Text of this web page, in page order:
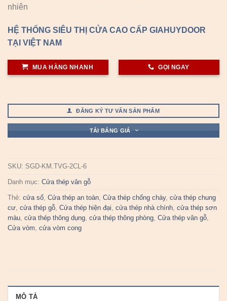
nhiên
HỆ THỐNG SIÊU THỊ CỬA CAO CẤP GIAHUYDOOR
TẠI VIỆT NAM
MUA HÀNG NHANH GỌI NGAY
ĐĂNG KÝ TƯ VẤN SẢN PHẨM
TẢI BẢNG GIÁ
SKU: SGD-KM.TVG-2CL-6
Danh mục: Cửa thép vân gỗ
Thẻ: cửa sổ, Cửa thép an toàn, Cửa thép chống cháy, cửa thép chung
cư, cửa thép gỗ, Cửa thép hiện đại, cửa thép nhà chính, cửa thép sơn
màu, cửa thép thông dụng, cửa thép thông phòng, Cửa thép vân gỗ,
Cửa vòm, cửa vòm cong
MÔ TẢ